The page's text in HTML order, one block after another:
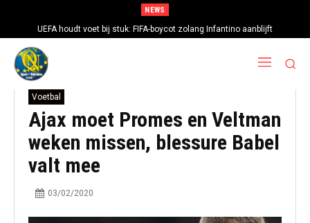
NEWS
UEFA houdt voet bij stuk: FIFA-boycot zolang Infantino aanblijft
Voetbal
Ajax moet Promes en Veltman
weken missen, blessure Babel
valt mee
03/02/2020